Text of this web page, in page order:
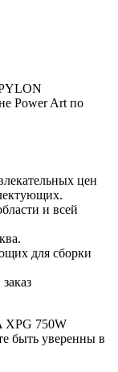
Power Art по
цен
и всей
для сборки
XPG 750W
быть уверенны в